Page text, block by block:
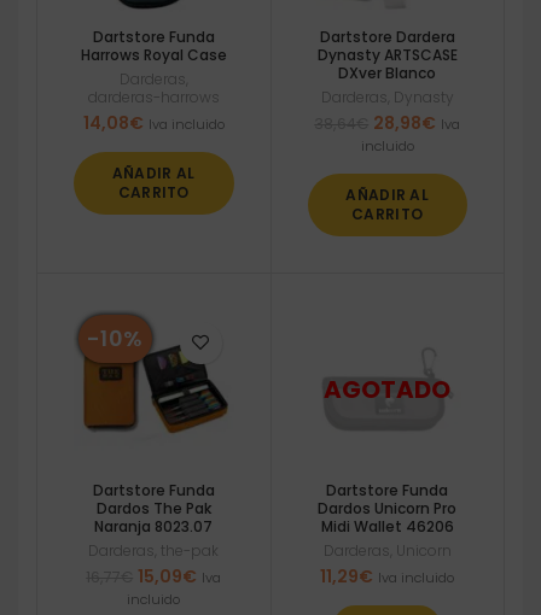
Dartstore Funda
Harrows Royal Case
Darderas
darderas-harrows
14,08€ Iva incluido
AÑADIR AL
CARRITO
Dartstore Dardera
Dynasty ARTSCASE
DXver Blanco
Darderas Dynasty
El
precio
era:
38,64€.
28,98€ El
es:
28,98€.
Iva
incluido
AÑADIR AL
CARRITO
-10%
Dartstore Funda
Dardos The Pak
Naranja 8023.07
Darderas the-pak
El
precio
15,09€ El
Iva
incluido
Dartstore Funda
Dardos Unicorn Pro
Midi Wallet 46206
Darderas Unicorn
11,29€ Iva incluido